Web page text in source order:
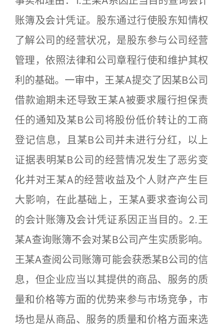
账簿及会计凭证。股东通过行使股东知情权
了解公司的经营状况，是股东参与公司经营
管理，依照法律和公司章程行使和维护其权
利的基础。一审中，王某A提交了因某B公司
借款逾期未还导致王某A被要求履行担保责
任的通知及某B公司将股份低价转让的工商
登记信息，且某B公司并未进行分红，以上
证据表明某B公司的经营情况发生了恶劣变
化并对王某A的经营收益及个人财产产生巨
大影响，在此基础上，王某A要求查询公司
的会计账簿及会计凭证系因正当目的。2.王
某A查询账簿不会对某B公司产生实质影响。
王某A查阅公司账簿可能会获悉某B公司的信
息，但企业应当以其提供的商品、服务的质
量和价格等方面的优势来参与市场竞争，市
场也是从商品、服务的质量和价格方面来选